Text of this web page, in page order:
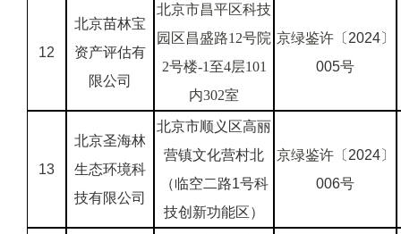
12
北京苗林宝
资产评估有
限公司
北京市昌平区科技
园区昌盛路12号院
2号楼-1至4层101
内302室
京绿鉴许〔 2024〕
005号
13
北京圣海林
生态环境科
技有限公司
北京市顺义区高丽
营镇文化营村北
（临空二路1号科
技创新功能区）
京绿鉴许〔 2024〕
006号